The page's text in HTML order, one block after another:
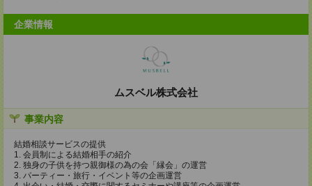
企業情報
ムスベル株式会社
事業内容
結婚相談サービスの提供
1. 会員制による結婚相手の紹介
2. 独身の子供を持つ親御様の為の会「縁会」の運営
3. パーティー・旅行・イベント等の企画運営